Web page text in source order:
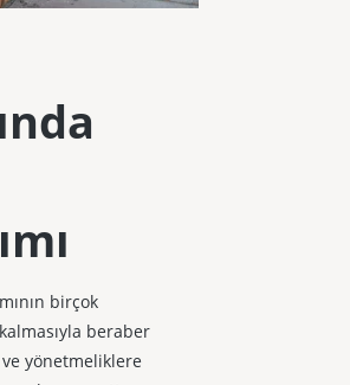
birçok
beraber
yönetmeliklere